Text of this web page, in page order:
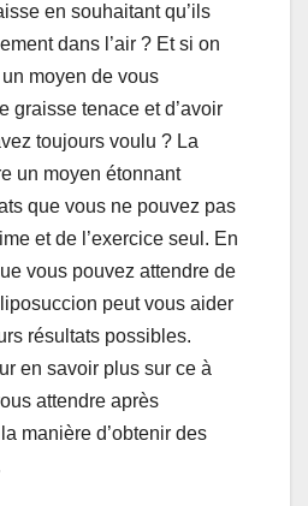
en souhaitant qu’ils
dans l’air ? Et si on
moyen de vous
graisse tenace et d’avoir
toujours voulu ? La
un moyen étonnant
que vous ne pouvez pas
et de l’exercice seul. En
vous pouvez attendre de
peut vous aider
résultats possibles.
en savoir plus sur ce à
attendre après
manière d’obtenir des